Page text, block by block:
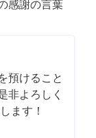
感謝の言葉
預けること
非よろしく
ます！